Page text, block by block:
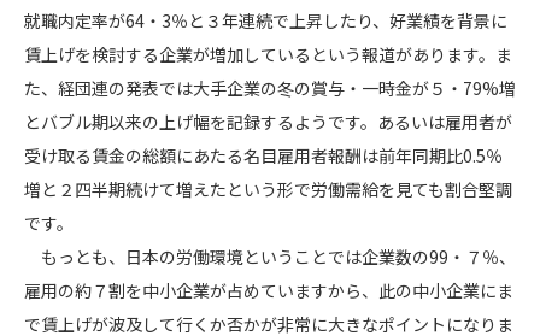
就職内定率が64・3％と３年連続で上昇したり、好業績を背景に
賃上げを検討する企業が増加しているという報道があります。ま
た、経団連の発表では大手企業の冬の賞与・一時金が５・79%増
とバブル期以来の上げ幅を記録するようです。あるいは雇用者が
受け取る賃金の総額にあたる名目雇用者報酬は前年同期比0.5％
増と２四半期続けて増えたという形で労働需給を見ても割合堅調
です。
もっとも、日本の労働環境ということでは企業数の99・７％、
雇用の約７割を中小企業が占めていますから、此の中小企業にま
で賃上げが波及して行くか否かが非常に大きなポイントになりま